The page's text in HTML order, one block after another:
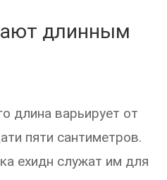
длинным
длина варьирует от
пяти сантиметров.
ехидн служат им для